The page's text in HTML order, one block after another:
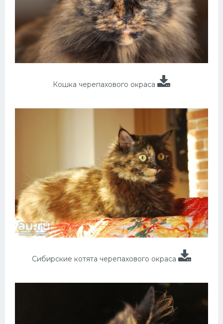
Кошка черепахового окраса
Сибирские котята черепахового окраса